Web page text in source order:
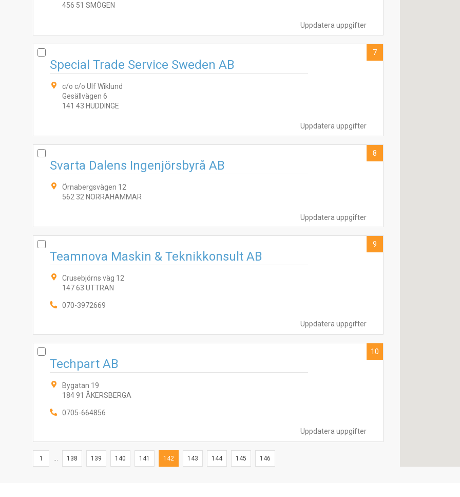
Uppdatera uppgifter
456 51 SMÖGEN
Uppdatera uppgifter
Special Trade Service Sweden AB
c/o c/o Ulf Wiklund
Gesällvägen 6
141 43 HUDDINGE
7
Uppdatera uppgifter
Svarta Dalens Ingenjörsbyrå AB
Örnabergsvägen 12
562 32 NORRAHAMMAR
8
Uppdatera uppgifter
Teamnova Maskin & Teknikkonsult AB
Crusebjörns väg 12
147 63 UTTRAN
070-3972669
9
Uppdatera uppgifter
Techpart AB
Bygatan 19
184 91 ÅKERSBERGA
0705-664856
10
1 ... 138 139 140 141 142 143 144 145 146